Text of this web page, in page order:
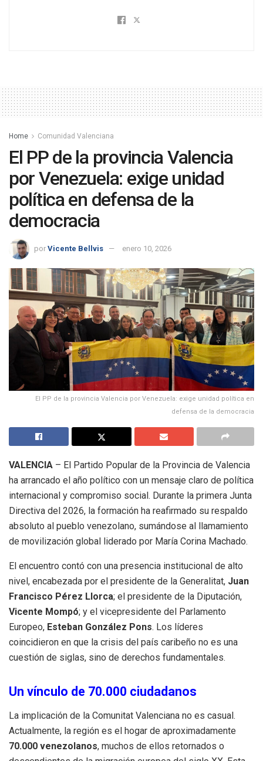
Home Comunidad Valenciana
El PP de la provincia Valencia
por Venezuela: exige unidad
política en defensa de la
democracia
por Vicente Bellvis enero 10, 2026
El PP de la provincia Valencia por Venezuela: exige unidad política en
defensa de la democracia
VALENCIA – El Partido Popular de la Provincia de Valencia
ha arrancado el año político con un mensaje claro de política
internacional y compromiso social. Durante la primera Junta
Directiva del 2026, la formación ha reafirmado su respaldo
absoluto al pueblo venezolano, sumándose al llamamiento
de movilización global liderado por María Corina Machado.
El encuentro contó con una presencia institucional de alto
nivel, encabezada por el presidente de la Generalitat, Juan
Francisco Pérez Llorca; el presidente de la Diputación,
Vicente Mompó; y el vicepresidente del Parlamento
Europeo, Esteban González Pons. Los líderes
coincidieron en que la crisis del país caribeño no es una
cuestión de siglas, sino de derechos fundamentales.
Un vínculo de 70.000 ciudadanos
La implicación de la Comunitat Valenciana no es casual.
Actualmente, la región es el hogar de aproximadamente
70.000 venezolanos, muchos de ellos retornados o